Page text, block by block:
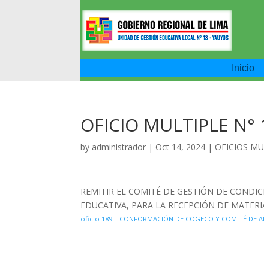
Inicio
OFICIO MULTIPLE
by administrador | Oct 14, 2024 | OFICIOS
REMITIR EL COMITÉ DE GESTIÓN DE
EDUCATIVA, PARA LA RECEPCIÓN DE
oficio 189 – CONFORMACIÓN DE COGECO Y COMITÉ DE